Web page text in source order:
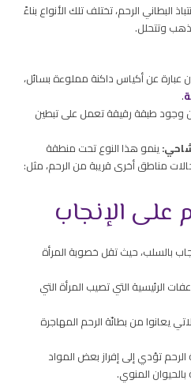
البطاني الرحم، تختلف تلك الأنواع بناءً
وتتحلل.
عبارة عن أكياس داكنة مملوءة بسائل،
.
وجود طبقة رقيقة تعمل على تبطين
ينمو هذا النوع تحت منطقة
مناطق أخرى قريبة من الرحم، مثل:
على الإنجاب
بالسلب، حيث تقل خصوبة المرأة
الرئيسية التي تصيب المرأة التي
يعانوا من بطانّة الرحم المهاجرة
تؤدي إلى إفراز بعض المواد
المنوي.